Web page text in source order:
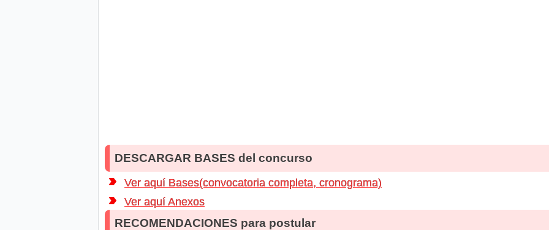
DESCARGAR BASES del concurso
Ver aquí Bases(convocatoria completa, cronograma)
Ver aquí Anexos
RECOMENDACIONES para postular